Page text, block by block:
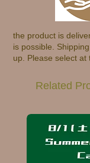
the product is
is possible.
up. Please select at
Related